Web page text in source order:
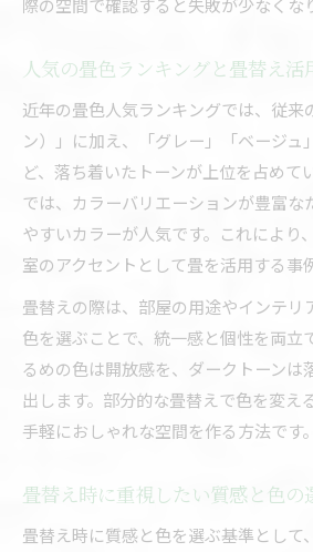
際の空間で確認すると失敗が少なくな
人気の畳色ランキングと畳替え活
近年の畳色人気ランキングでは、従来
ン）」に加え、「グレー」「ベージュ
ど、落ち着いたトーンが上位を占めて
では、カラーバリエーションが豊富な
やすいカラーが人気です。これにより
室のアクセントとして畳を活用する事
畳替えの際は、部屋の用途やインテリ
色を選ぶことで、統一感と個性を両立
るめの色は開放感を、ダークトーンは
出します。部分的な畳替えで色を変え
手軽におしゃれな空間を作る方法です。
畳替え時に重視したい質感と色の
畳替え時に質感と色を選ぶ基準として